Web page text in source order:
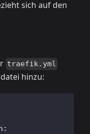
sich auf den
traefik.yml
hinzu:
: